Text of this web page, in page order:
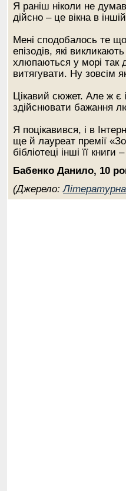
Я раніш ніколи не
дійсно – це вікна в
Мені сподобалось те
епізодів, які
хлюпаються у морі так
витягувати. Ну зовсім
Цікавий сюжет. Але ж є
здійснювати бажання
Я поцікавився, і в
ще й лауреат премії
бібліотеці інші її
Бабенко Данило, 10
(Джерело: